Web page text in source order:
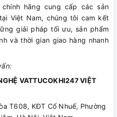
hãng cung cấp các sản
tại Việt Nam, chúng tôi cam kết
giải pháp tối ưu, sản phẩm
và thời gian giao hàng nhanh
VATTUCOKHI247 VIỆT
T608, KĐT Cổ Nhuế, Phường